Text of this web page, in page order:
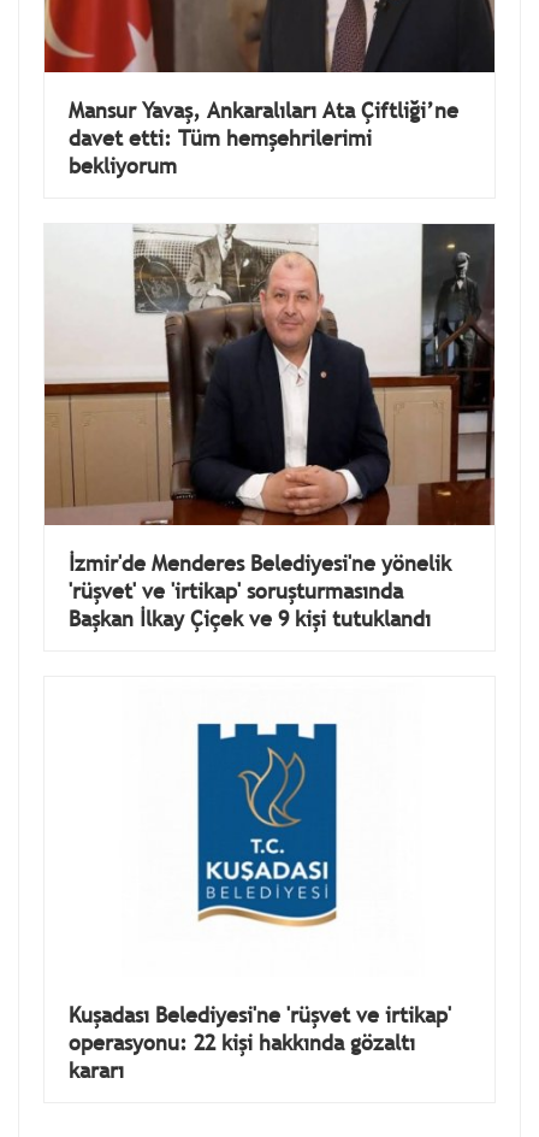
Mansur Yavaş, Ankaralıları Ata Çiftliği’ne
davet etti: Tüm hemşehrilerimi
bekliyorum
İzmir'de Menderes Belediyesi'ne yönelik
'rüşvet' ve 'irtikap' soruşturmasında
Başkan İlkay Çiçek ve 9 kişi tutuklandı
Kuşadası Belediyesi'ne 'rüşvet ve irtikap'
operasyonu: 22 kişi hakkında gözaltı
kararı